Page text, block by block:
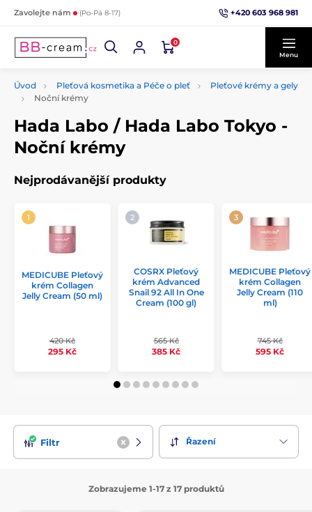
Zavolejte nám (Po-Pá 8-17) +420 603 968 981
0
Menu
Úvod Pleťová kosmetika a Péče o pleť
Pleťové krémy a gely
Noční krémy
Hada Labo / Hada Labo Tokyo -
Noční krémy
Nejprodávanější produkty
MEDICUBE Pleťový
krém Collagen
Jelly Cream (50 ml)
420 Kč
295 Kč
COSRX Pleťový
krém Advanced
Snail 92 All In One
Cream (100 gl)
565 Kč
385 Kč
MEDICUBE Pleťový
krém Collagen
Jelly Cream (110
ml)
745 Kč
595 Kč
Filtr Řazení
Zobrazujeme 1-17 z 17 produktů